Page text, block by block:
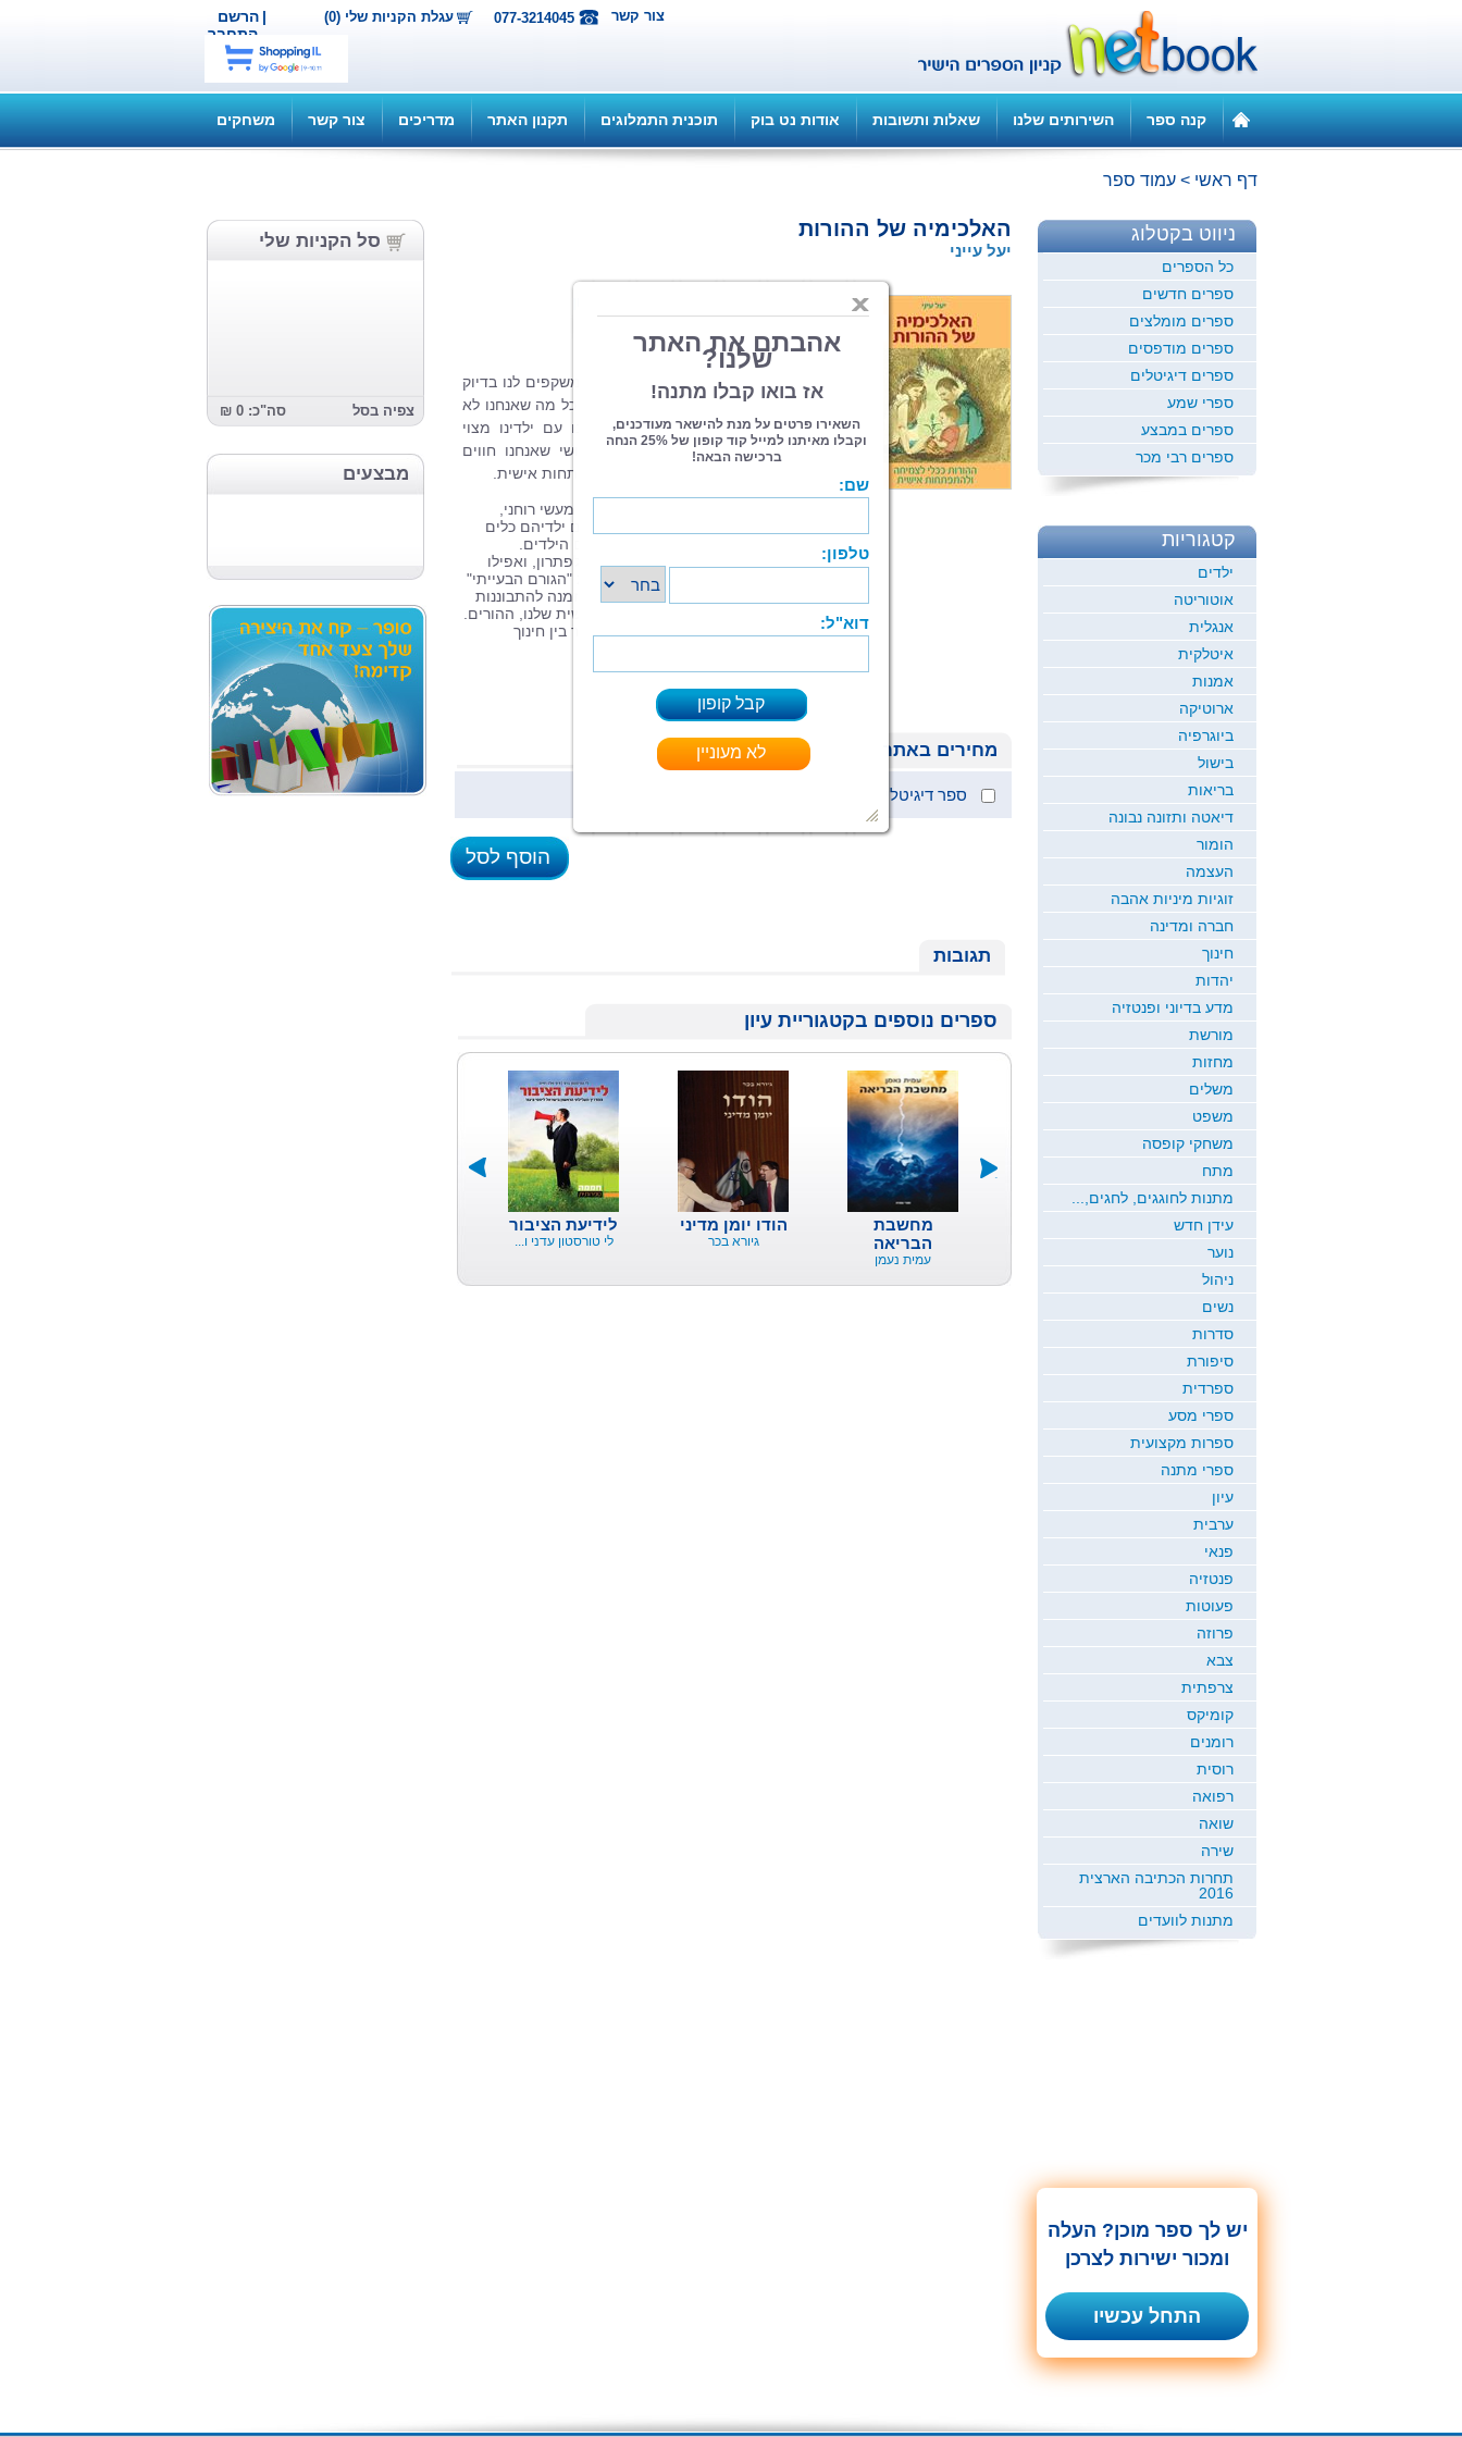
הרשם |
התחבר
עגלת הקניות שלי (0) 077-3214045 צור קשר
קנה ספר השירותים שלנו שאלות ותשובות אודות נט בוק תוכנית התמלוגים תקנון האתר מדריכים צור קשר משחקים
דף ראשי > עמוד ספר
סל הקניות שלי
צפיה בסל סה"כ: 0 ₪
מבצעים
האלכימיה של ההורות
יעל עייני
ילדינו הם הבבואה הכי טובה שלנו. הם משקפים לנו בדיוק
את מה שאנחנו אוהבים בעצמנו וגם את כל מה שאנחנו לא
אוהבים. בתוך אתגרי ההתמודדות שלנו עם ילדינו מצוי
סיפור עמוק על עצמנו, למעשה, כל קושי שאנחנו חווים
איתם הוא ביטוי של אהבה והזמנה להתפתחות אישית.
"האלכימיה של ההורות" הוא ספר הדרכה מעשי רוחני,
שמעניק להורים שמתקשים בהתנהלות עם ילדיהם כלים
להתפתחות עצמית לשם שיפור הקשר עם הילדים.
האתגרים שמציבים בפנינו ילדינו ניתנים לפתרון, ואפילו
בקלות יחסית, אם נפסיק לראות בילד את "הגורם הבעייתי"
ונבין שהקשיים שיש לנו עם הילדים הם הזמנה להתבוננות
וחקירה עצמית, לצמיחה ולהתפתחות אישית שלנו, ההורים.
ספר זה מביא את החוליה החסרה: החיבור בין חינוך
מחירים באתר
ספר דיגיטלי (ePub)
הוסף לסל
תגובות
ספרים נוספים בקטגוריית עיון
לידיעת הציבור
לי טורסטון עדני ו...
הודו יומן מדיני
גיורא בכר
מחשבת
הבריאה
עמית נעמן
ד"ר אבי הראל
יצחק רבין ו...
אריה דלל
ניווט בקטלוג
כל הספרים
ספרים חדשים
ספרים מומלצים
ספרים מודפסים
ספרים דיגיטלים
ספרי שמע
ספרים במבצע
ספרים רבי מכר
קטגוריות
ילדים
אוטוריטה
אנגלית
איטלקית
אמנות
ארוטיקה
ביוגרפיה
בישול
בריאות
דיאטה ותזונה נבונה
הומור
העצמה
זוגיות מיניות אהבה
חברה ומדינה
חינוך
יהדות
מדע בדיוני ופנטזיה
מורשת
מחזות
משלים
משפט
משחקי קופסה
מתח
מתנות לחוגגים, לחגים,...
עידן חדש
נוער
ניהול
נשים
סדרות
סיפורת
ספרדית
ספרי מסע
ספרות מקצועית
ספרי מתנה
עיון
ערבית
פנאי
פנטזיה
פעוטות
פרוזה
צבא
צרפתית
קומיקס
רומנים
רוסית
רפואה
שואה
שירה
תחרות הכתיבה הארצית
2016
מתנות לוועדים
יש לך ספר מוכן? העלה
ומכור ישירות לצרכן
התחל עכשיו